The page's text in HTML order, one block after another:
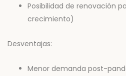
Posibilidad de renovación
crecimiento)
Desventajas:
Menor demanda post-